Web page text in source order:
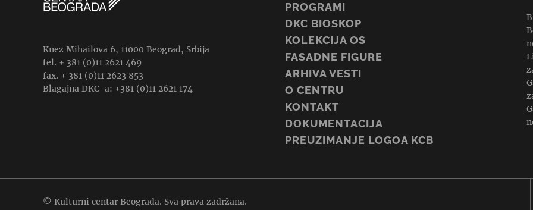
Knez Mihailova 6, 11000 Beograd, Srbija
tel. + 381 (0)11 2621 469
fax. + 381 (0)11 2623 853
Blagajna DKC-a: +381 (0)11 2621 174
PROGRAMI
DKC BIOSKOP
KOLEKCIJA OS
FASADNE FIGURE
ARHIVA VESTI
O CENTRU
KONTAKT
DOKUMENTACIJA
PREUZIMANJE LOGOA KCB
© Kulturni centar Beograda. Sva prava zadržana.